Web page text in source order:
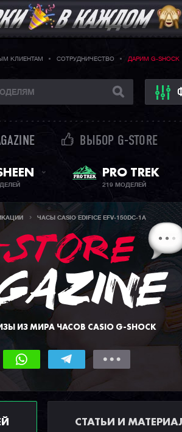
КЛИЕНТАМ СОТРУДНИЧЕСТВО ДАРИМ G-SHOCK
ВЫБОР G-STORE
PRO TREK
219 МОДЕЛЕЙ
ЧАСЫ CASIO EDIFICE EFV-150DC-1A
ИЗ МИРА ЧАСОВ CASIO G-SHOCK
СТАТЬИ И